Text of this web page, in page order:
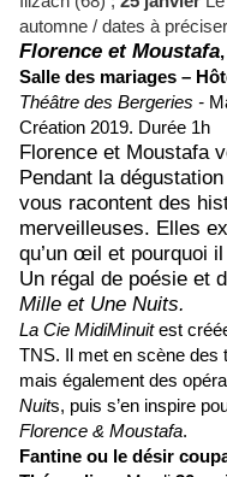
automne / dates à
Florence et Moustafa,
Salle des mariages –
Théâtre des Bergeries -
Création 2019. Durée 1h
Florence et Moustafa
Pendant la
vous racontent des
merveilleuses. Elles
qu’un œil et pourquoi
Un régal de poésie et
Mille et Une Nuits.
La Cie MidiMinuitest
TNS. Il met en scène des
mais également des
Nuits, puis s’en inspire
Florence & Moustafa.
Fantine ou le désir